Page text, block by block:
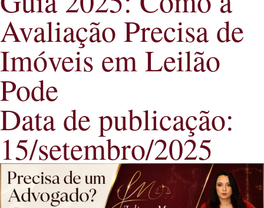
Avaliação Precisa de
Imóveis em Leilão
Pode
Data de publicação:
15/setembro/2025